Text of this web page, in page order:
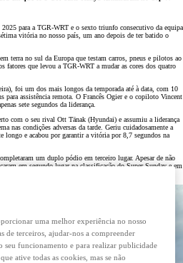
para a TGR-WRT e o sexto triunfo consecutivo da equipa
vitória no nosso país, um ano depois de ter batido o
terra no sul da Europa que testam carros, pneus e pilotos ao
fatores que levou a TGR-WRT a mudar as cores dos quatro
foi um dos mais longos da temporada até à data, com 10
para assistência remota. O Francês Ogier e o copiloto Vincent
sete segundos da liderança.
com o seu rival Ott Tänak (Hyundai) e assumiu a liderança
nas condições adversas da tarde. Geriu cuidadosamente a
longo e acabou por garantir a vitória por 8,7 segundos na
um duplo pódio em terceiro lugar. Apesar de não
em segundo lugar na classificação do Super Sunday e em
extra para o Mundial de Ralis.
uma melhor experiência no nosso
de terceiros, ajudar-nos a compreender
seu funcionamento e para realizar publicidade
ative todas as cookies, mas se não